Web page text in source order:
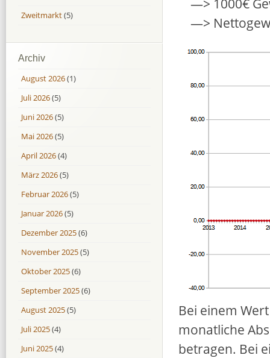
—>
Bei einem
monatliche
betragen. Bei
Zweitmarkt(5)
Archiv
August 2026(1)
Juli 2026(5)
Juni 2026(5)
Mai 2026(5)
April 2026(4)
März 2026(5)
Februar 2026(5)
Januar 2026(5)
Dezember 2025(6)
November 2025(5)
Oktober 2025(6)
September 2025(6)
August 2025(5)
Juli 2025(4)
Juni 2025(4)